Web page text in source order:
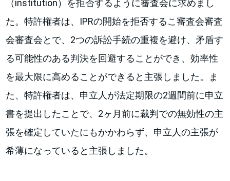
（institution）を拒否するように審査会に求めまし
た。特許権者は、IPRの開始を拒否するこ審査会審査
会審査会とで、2つの訴訟手続の重複を避け、矛盾す
る可能性のある判決を回避することができ、効率性
を最大限に高めることができると主張しました。ま
た、特許権者は、申立人が法定期限の2週間前に申立
書を提出したことで、2ヶ月前に裁判での無効性の主
張を確定していたにもかかわらず、申立人の主張が
希薄になっていると主張しました。